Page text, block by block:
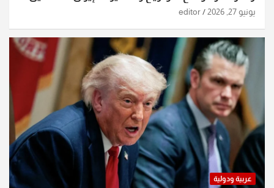
الساعات الماضية
يونيو 27, 2026 editor
عربية ودولية